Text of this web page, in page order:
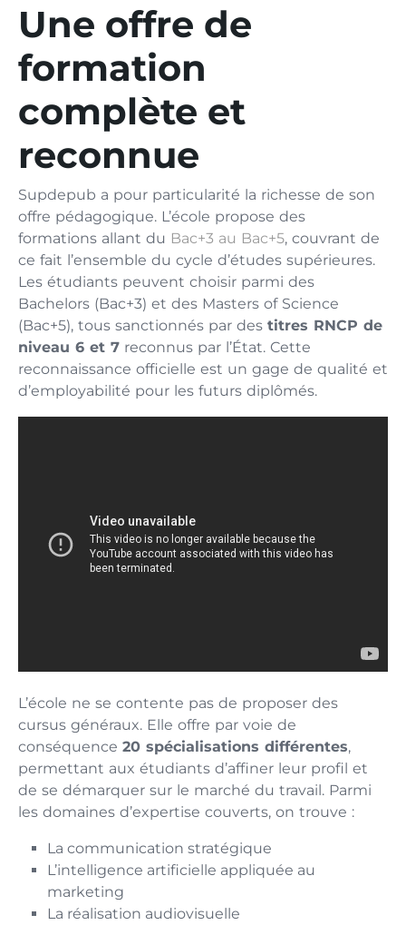
Une offre de
formation
complète et
reconnue
Supdepub a pour particularité la richesse de son
offre pédagogique. L’école propose des
formations allant du Bac+3 au Bac+5, couvrant de
ce fait l’ensemble du cycle d’études supérieures.
Les étudiants peuvent choisir parmi des
Bachelors (Bac+3) et des Masters of Science
(Bac+5), tous sanctionnés par des titres RNCP de
niveau 6 et 7 reconnus par l’État. Cette
reconnaissance officielle est un gage de qualité et
d’employabilité pour les futurs diplômés.
L’école ne se contente pas de proposer des
cursus généraux. Elle offre par voie de
conséquence 20 spécialisations différentes,
permettant aux étudiants d’affiner leur profil et
de se démarquer sur le marché du travail. Parmi
les domaines d’expertise couverts, on trouve :
La communication stratégique
L’intelligence artificielle appliquée au
marketing
La réalisation audiovisuelle